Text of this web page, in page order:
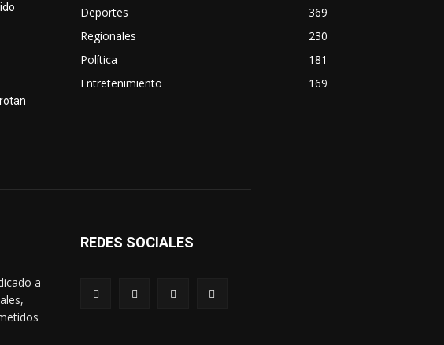
Deportes
369
Regionales
230
Política
181
Entretenimiento
169
a
REDES SOCIALES